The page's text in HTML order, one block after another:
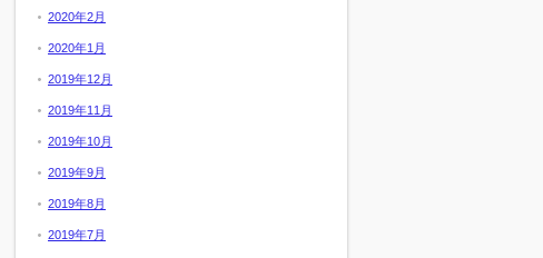
2020年2月
2020年1月
2019年12月
2019年11月
2019年10月
2019年9月
2019年8月
2019年7月